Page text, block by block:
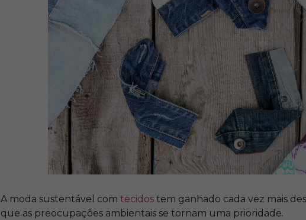
A moda sustentável comtecidos tem ganhado cada vez mais
que as preocupações ambientais se tornam uma prioridade.